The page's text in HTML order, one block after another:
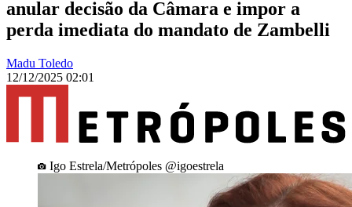
anular decisão da Câmara e impor a
perda imediata do mandato de Zambelli
Madu Toledo
12/12/2025 02:01
Igo Estrela/Metrópoles @igoestrela